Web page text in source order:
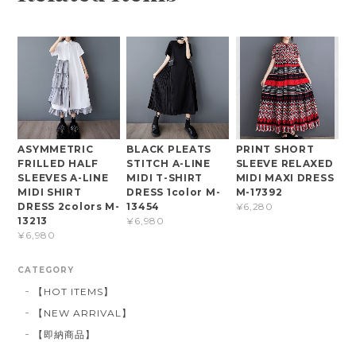
ASYMMETRIC
FRILLED HALF
SLEEVES A-LINE
MIDI SHIRT
DRESS 2colors M-
13213
¥6,980
BLACK PLEATS
STITCH A-LINE
MIDI T-SHIRT
DRESS 1color M-
13454
¥6,980
PRINT SHORT
SLEEVE RELAXED
MIDI MAXI DRESS
M-17392
¥6,280
CATEGORY
【HOT ITEMS】
【NEW ARRIVAL】
【即納商品】